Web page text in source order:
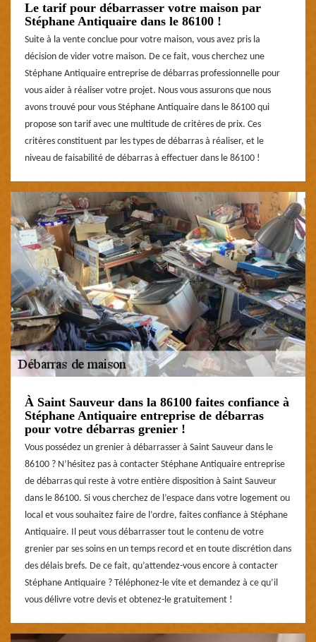
Le tarif pour débarrasser votre maison par
Stéphane Antiquaire dans le 86100 !
Suite à la vente conclue pour votre maison, vous avez pris la
décision de vider votre maison. De ce fait, vous cherchez une
Stéphane Antiquaire entreprise de débarras professionnelle pour
vous aider à réaliser votre projet. Nous vous assurons que nous
avons trouvé pour vous Stéphane Antiquaire dans le 86100 qui
propose son tarif avec une multitude de critères de prix. Ces
critères constituent par les types de débarras à réaliser, et le
niveau de faisabilité de débarras à effectuer dans le 86100 !
À Saint Sauveur dans la 86100 faites confiance à
Stéphane Antiquaire entreprise de débarras
pour votre débarras grenier !
Vous possédez un grenier à débarrasser à Saint Sauveur dans le
86100 ? N’hésitez pas à contacter Stéphane Antiquaire entreprise
de débarras qui reste à votre entière disposition à Saint Sauveur
dans le 86100. Si vous cherchez de l’espace dans votre logement ou
local et vous souhaitez faire de l’ordre, faites confiance à Stéphane
Antiquaire. Il peut vous débarrasser tout le contenu de votre
grenier par ses soins en un temps record et en toute discrétion dans
des délais brefs. De ce fait, qu’attendez-vous encore à contacter
Stéphane Antiquaire ? Téléphonez-le vite et demandez à ce qu’il
vous délivre votre devis et obtenez-le gratuitement !